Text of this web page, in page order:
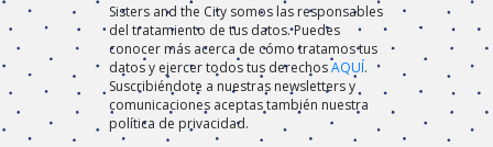
Sisters and the City somos las responsables
del tratamiento de tus datos. Puedes
conocer más acerca de cómo tratamos tus
datos y ejercer todos tus derechosAQUÍ.
Suscribiéndote a nuestras newsletters y
comunicaciones aceptas también nuestra
política de privacidad.